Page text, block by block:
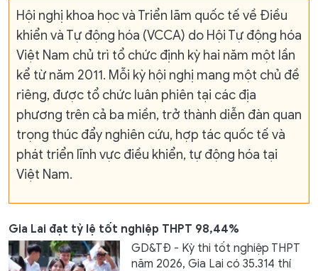
Hội nghị khoa học và Triển lãm quốc tế về Điều
khiển và Tự động hóa (VCCA) do Hội Tự động hóa
Việt Nam chủ trì tổ chức định kỳ hai năm một lần
kể từ năm 2011. Mỗi kỳ hội nghị mang một chủ đề
riêng, được tổ chức luân phiên tại các địa
phương trên cả ba miền, trở thành diễn đàn quan
trọng thúc đẩy nghiên cứu, hợp tác quốc tế và
phát triển lĩnh vực điều khiển, tự động hóa tại
Việt Nam.
Gia Lai đạt tỷ lệ tốt nghiệp THPT 98,44%
GD&TĐ - Kỳ thi tốt nghiệp THPT
năm 2026, Gia Lai có 35.314 thí